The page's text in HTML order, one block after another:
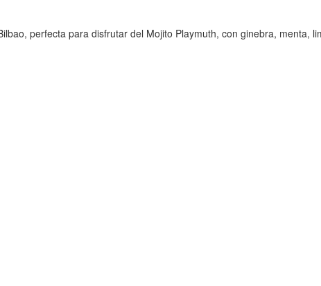
perfecta para disfrutar del Mojito Playmuth, con ginebra, menta,